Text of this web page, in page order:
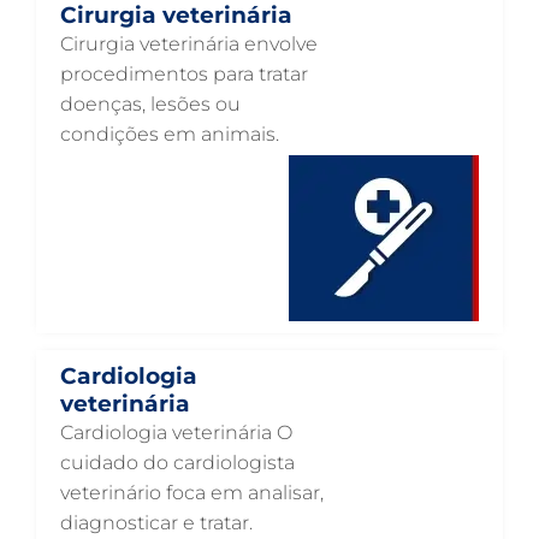
CLÍNICA VETERINÁRIA 24 HORAS EM GUARULHOS
CIRURGIA VETERINÁRIA GERAL EM GUARULHOS
CARDIOLOGISTA VETERINÁRIO EM GUARULHOS
CARDIOLOGIA VETERINÁRIA EM GUARULHOS
ATENDIMENTO VETERINÁRIO EM GUARULHOS
ANESTESIOLOGIA VETERINÁRIA EM GUARULHOS
ACUPUNTURA VETERINÁRIA EM GUARULHOS
VETERINÁRIO PARA GATOS
VETERINÁRIO PARA CACHORROS
VETERINÁRIO DE ANIMAIS SILVESTRES
VETERINÁRIO URGENTE
Cirurgia veterinária
Cirurgia veterinária envolve
procedimentos para tratar
doenças, lesões ou
condições em animais.
Cardiologia
veterinária
Cardiologia veterinária O
cuidado do cardiologista
veterinário foca em analisar,
diagnosticar e tratar.